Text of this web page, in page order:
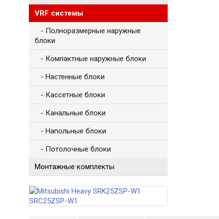
VRF системы
- Полноразмерные наружные
блоки
- Компактные наружные блоки
- Настенные блоки
- Кассетные блоки
- Канальные блоки
- Напольные блоки
- Потолочные блоки
Монтажные комплекты